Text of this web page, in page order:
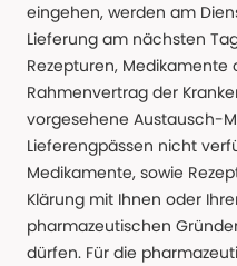
eingehen, werden am
Lieferung am nächsten
Rezepturen,
Rahmenvertrag der
vorgesehene Austausch-
Lieferengpässen nicht
Medikamente, sowie
Klärung mit Ihnen oder
pharmazeutischen
dürfen. Für die